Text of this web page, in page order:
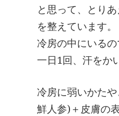
と思って、とり
を整えています。
冷房の中にいる
一日1回、汗をか
冷房に弱いかた
鮮人参)＋皮膚の